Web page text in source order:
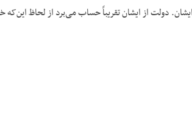
دولت از ایشان تقریباً حساب می‌برد از لحاظ